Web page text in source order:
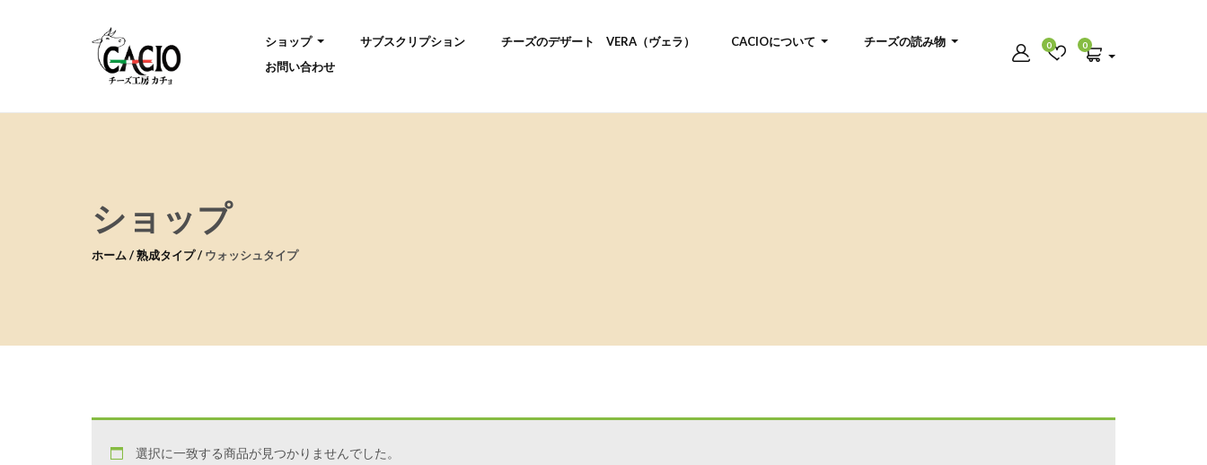
ショップ サブスクリプション チーズのデザート VERA（ヴェラ） CACIOについて
チーズの読み物
お問い合わせ
0 0
ショップ
ホーム 熟成タイプ ウォッシュタイプ
選択に一致する商品が見つかりませんでした。